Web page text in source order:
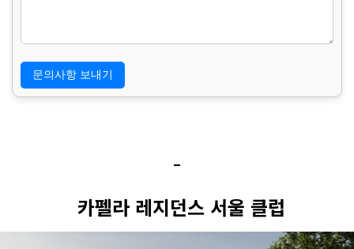
지, 접수 일시, 접속 도메인.
– 보존 근거 : 소비자의 불만 또는 분쟁처리에 관한 기록 및 허위
문의·개인정보 도용 방지를 위한 사실관계 확인.
5. 허위 정보 입력 및 타인 개인정보 도용에 대한 안내.
수할 경우, 관련 법령에 따라 민·형사상 책임을 질 수 있으며 법적
카펠라 레지던스 서울 클럽